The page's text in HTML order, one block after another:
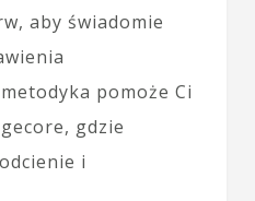
aby świadomie
pomoże Ci
gdzie
i